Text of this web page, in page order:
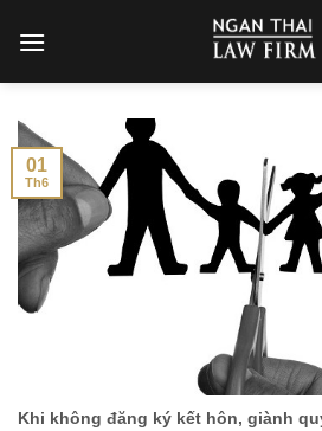
Khi không đăng ký kết hôn, giành
01
Th6